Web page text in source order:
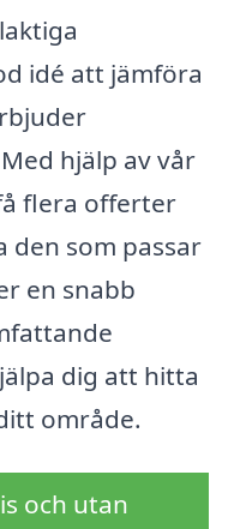
idé att jämföra
hjälp av vår
flera offerter
den som passar
en snabb
dig att hitta
område.
och utan